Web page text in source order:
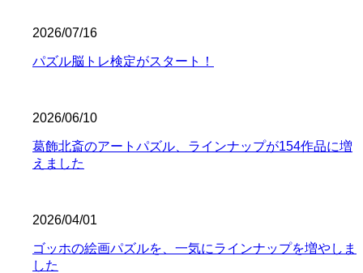
2026/07/16
パズル脳トレ検定がスタート！
2026/06/10
葛飾北斎のアートパズル、ラインナップが154作品に増
えました
2026/04/01
ゴッホの絵画パズルを、一気にラインナップを増やしま
した